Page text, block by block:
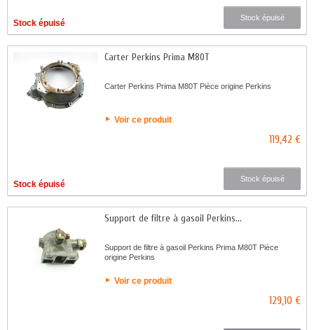
Stock épuisé
Stock épuisé
Carter Perkins Prima M80T
Carter Perkins Prima M80T Pièce origine Perkins
Voir ce produit
119,42 €
Stock épuisé
Stock épuisé
Support de filtre à gasoil Perkins...
Support de filtre à gasoil Perkins Prima M80T Pièce
origine Perkins
Voir ce produit
129,10 €